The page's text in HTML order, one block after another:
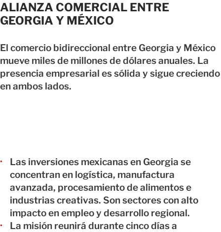
ALIANZA COMERCIAL ENTRE
GEORGIA Y MÉXICO
El comercio bidireccional entre Georgia y México
mueve miles de millones de dólares anuales. La
presencia empresarial es sólida y sigue creciendo
en ambos lados.
Las inversiones mexicanas en Georgia se
concentran en logística, manufactura
avanzada, procesamiento de alimentos e
industrias creativas. Son sectores con alto
impacto en empleo y desarrollo regional.
La misión reunirá durante cinco días a